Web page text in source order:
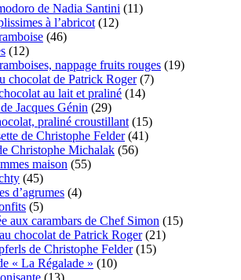
de Nadia Santini (11)
à l’abricot (12)
(46)
(12)
nappage fruits rouges (19)
chocolat de Patrick Roger(7)
au lait et praliné (14)
Jacques Génin (29)
praliné croustillant (15)
de Christophe Felder(41)
Christophe Michalak (56)
maison (55)
(45)
d’agrumes (4)
(5)
aux carambars de Chef Simon (15)
chocolat de Patrick Roger(21)
de Christophe Felder(15)
« La Régalade » (10)
(13)